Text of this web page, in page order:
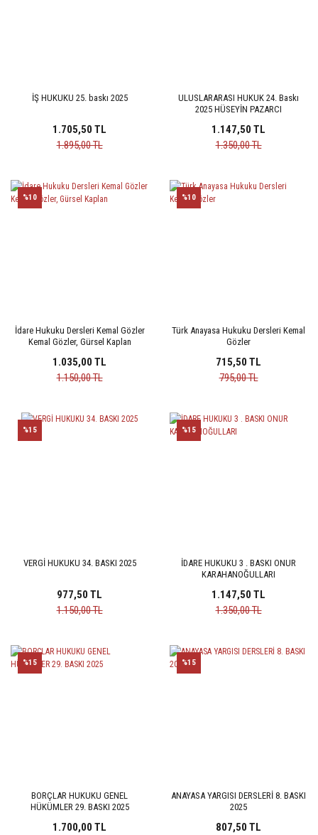
İŞ HUKUKU 25. baskı 2025
1.705,50 TL
1.895,00 TL
ULUSLARARASI HUKUK 24. Baskı
2025 HÜSEYİN PAZARCI
1.147,50 TL
1.350,00 TL
İdare Hukuku Dersleri Kemal Gözler
Kemal Gözler, Gürsel Kaplan
%10
1.035,00 TL
1.150,00 TL
Türk Anayasa Hukuku Dersleri Kemal
Gözler
%10
715,50 TL
795,00 TL
VERGİ HUKUKU 34. BASKI 2025
%15
977,50 TL
1.150,00 TL
İDARE HUKUKU 3 . BASKI ONUR
KARAHANOĞULLARI
%15
1.147,50 TL
1.350,00 TL
BORÇLAR HUKUKU GENEL
HÜKÜMLER 29. BASKI 2025
%15
1.700,00 TL
ANAYASA YARGISI DERSLERİ 8. BASKI
2025
%15
807,50 TL